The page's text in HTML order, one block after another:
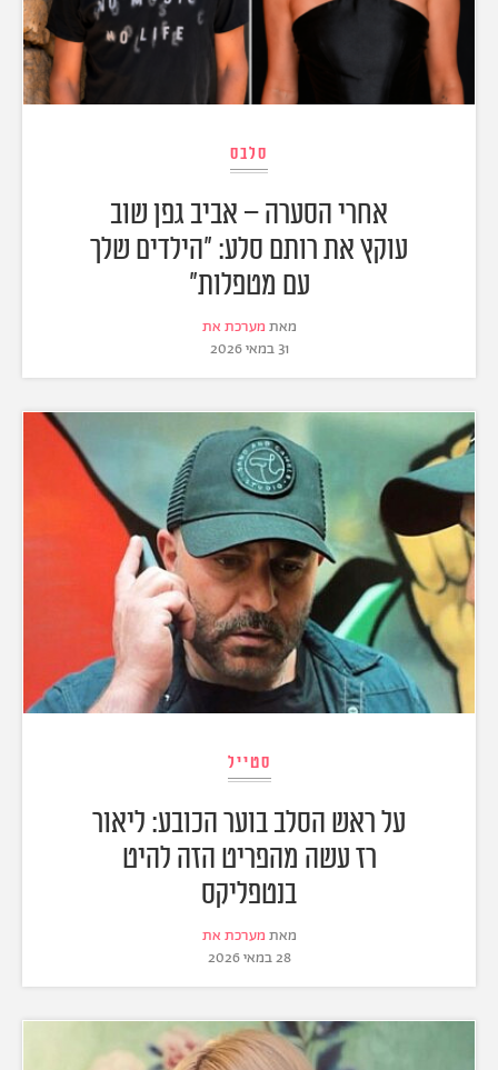
סלבס
אחרי הסערה – אביב גפן שוב
עוקץ את רותם סלע: "הילדים שלך
עם מטפלות"
מאת מערכת את
31 במאי 2026
סטייל
על ראש הסלב בוער הכובע: ליאור
רז עשה מהפריט הזה להיט
בנטפליקס
מאת מערכת את
28 במאי 2026